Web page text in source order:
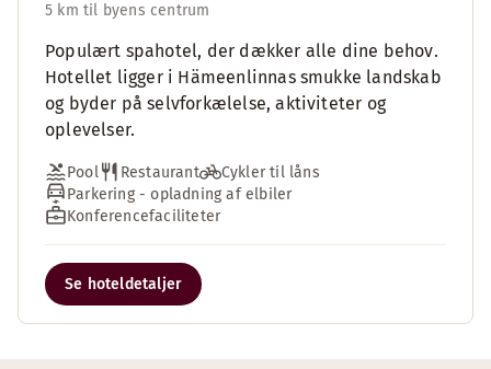
5 km til byens centrum
Populært spahotel, der dækker alle dine behov.
Hotellet ligger i Hämeenlinnas smukke landskab
og byder på selvforkælelse, aktiviteter og
oplevelser.
Pool Restaurant
Cykler til låns
Parkering - opladning af elbiler
Konferencefaciliteter
Se hoteldetaljer